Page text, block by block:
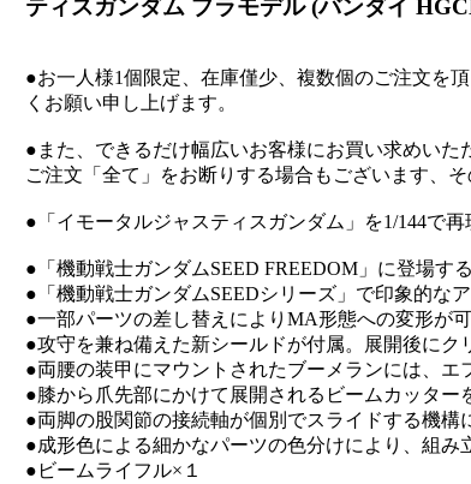
ティスガンダム プラモデル (バンダイ
●お一人様1個限定、在庫僅少、複数個のご注文を
くお願い申し上げます。
●また、できるだけ幅広いお客様にお買い求めいた
ご注文「全て」をお断りする場合もございます、
●「イモータルジャスティスガンダム」を1/144で
●「機動戦士ガンダムSEED FREEDOM」に登場す
●「機動戦士ガンダムSEEDシリーズ」で印象的な
●一部パーツの差し替えによりMA形態への変形が可
●攻守を兼ね備えた新シールドが付属。展開後にク
●両腰の装甲にマウントされたブーメランには、エ
●膝から爪先部にかけて展開されるビームカッター
●両脚の股関節の接続軸が個別でスライドする機構
●成形色による細かなパーツの色分けにより、組み
●ビームライフル×１